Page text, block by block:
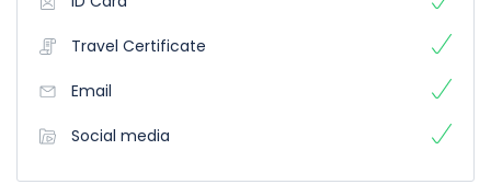
Travel Certificate
Email
Social media